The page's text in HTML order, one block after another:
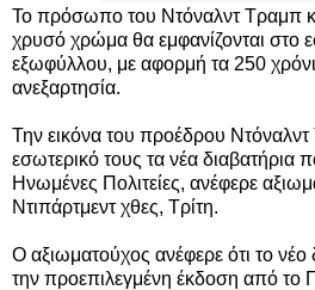
Το πρόσωπο του Ντόναλντ Τραμπ
χρυσό χρώμα θα εμφανίζονται στο
εξωφύλλου, με αφορμή τα 250
ανεξαρτησία.
Την εικόνα του προέδρου
εσωτερικό τους τα νέα διαβατήρια
Ηνωμένες Πολιτείες, ανέφερε
Ντιπάρτμεντ χθες, Τρίτη.
Ο αξιωματούχος ανέφερε ότι το νέο
την προεπιλεγμένη έκδοση από το